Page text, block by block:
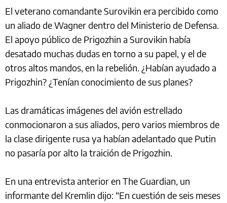
El veterano comandante Surovikin era percibido como
un aliado de Wagner dentro del Ministerio de Defensa.
El apoyo público de Prigozhin a Surovikin había
desatado muchas dudas en torno a su papel, y el de
otros altos mandos, en la rebelión. ¿Habían ayudado a
Prigozhin? ¿Tenían conocimiento de sus planes?
Las dramáticas imágenes del avión estrellado
conmocionaron a sus aliados, pero varios miembros de
la clase dirigente rusa ya habían adelantado que Putin
no pasaría por alto la traición de Prigozhin.
En una entrevista anterior en The Guardian, un
informante del Kremlin dijo: “En cuestión de seis meses